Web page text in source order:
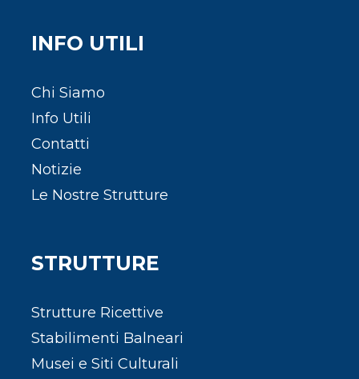
INFO UTILI
Chi Siamo
Info Utili
Contatti
Notizie
Le Nostre Strutture
STRUTTURE
Strutture Ricettive
Stabilimenti Balneari
Musei e Siti Culturali